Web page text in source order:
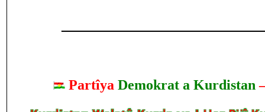
Partîya Demokrat a Kurdistan